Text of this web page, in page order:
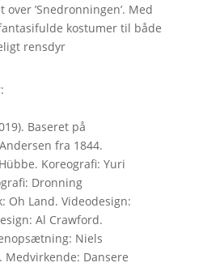
’Snedronningen’. Med
kostumer til både
rensdyr
Baseret på
fra 1844.
Koreografi: Yuri
Dronning
Oh Land. Videodesign:
Al Crawford.
Niels
Medvirkende: Dansere